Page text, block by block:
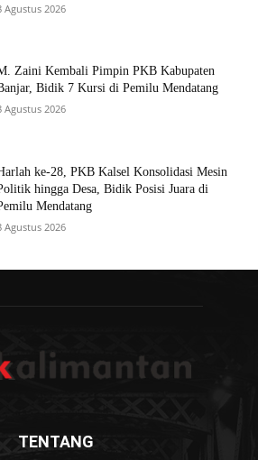
Agustus 2026
Zaini Kembali Pimpin PKB Kabupaten
Bidik 7 Kursi di Pemilu Mendatang
Agustus 2026
ke-28, PKB Kalsel Konsolidasi Mesin
hingga Desa, Bidik Posisi Juara di
Mendatang
Agustus 2026
TENTANG